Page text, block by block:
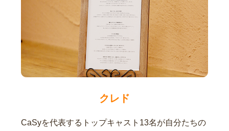
クレド
CaSyを代表するトップキャスト13名が自分たちの